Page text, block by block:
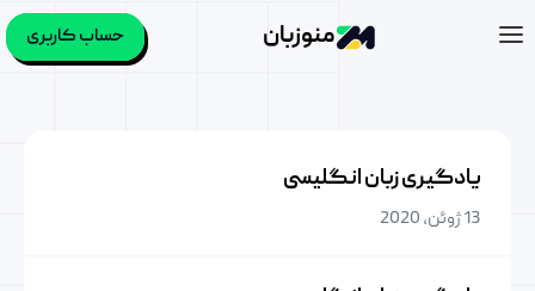
منوزبان حساب کاربری
یادگیری زبان انگلیسی
13 ژوئن, 2020